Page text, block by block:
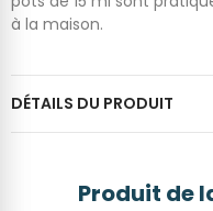
à la maison.
DÉTAILS DU PRODUIT
Produit de